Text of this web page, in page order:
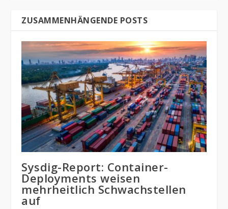
ZUSAMMENHÄNGENDE POSTS
Sysdig-Report: Container-
Deployments weisen
mehrheitlich Schwachstellen
auf